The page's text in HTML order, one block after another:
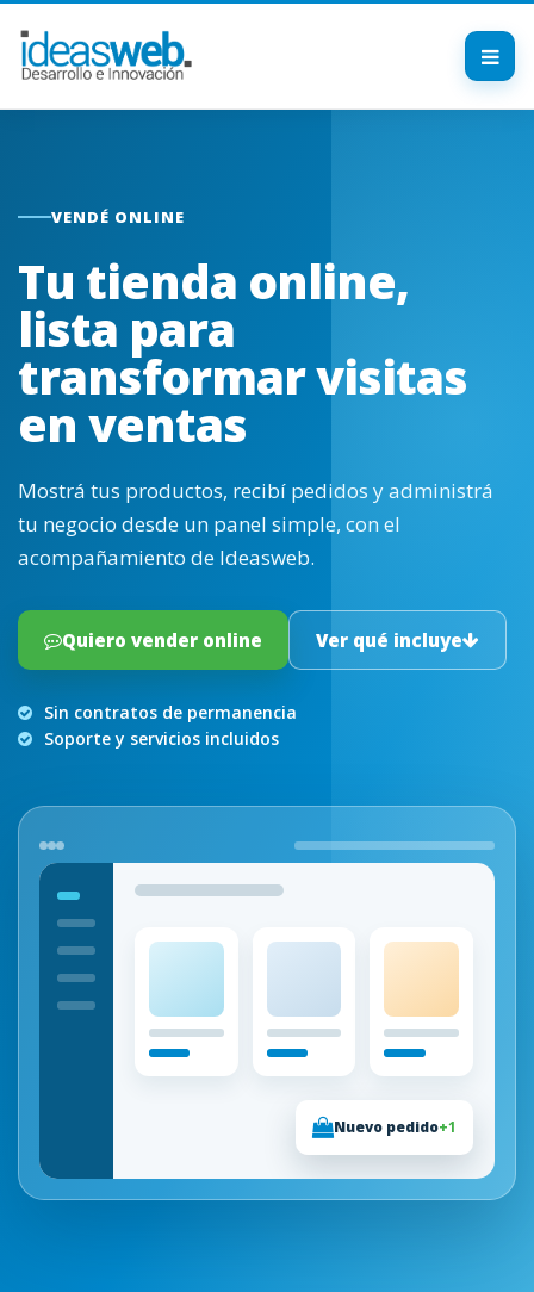
VENDÉ ONLINE
Tu tienda online,
lista para
transformar visitas
en ventas
Mostrá tus productos, recibí pedidos y administrá
tu negocio desde un panel simple, con el
acompañamiento de Ideasweb.
Quiero vender online Ver qué incluye
Sin contratos de permanencia
Soporte y servicios incluidos
Nuevo pedido+1